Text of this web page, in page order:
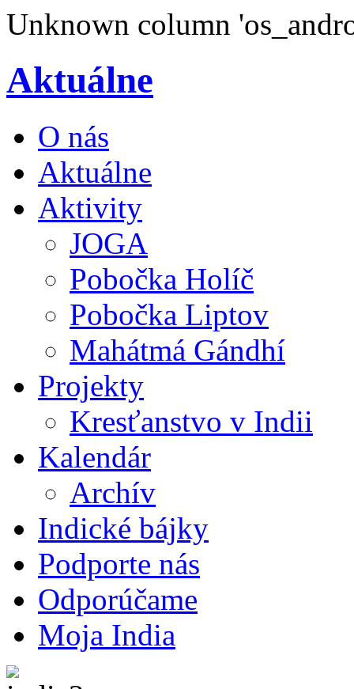
Unknown column
Aktuálne
O nás
Aktuálne
Aktivity
JOGA
Pobočka Holíč
Pobočka Liptov
Mahátmá Gándhí
Projekty
Kresťanstvo v Indii
Kalendár
Archív
Indické bájky
Podporte nás
Odporúčame
Moja India